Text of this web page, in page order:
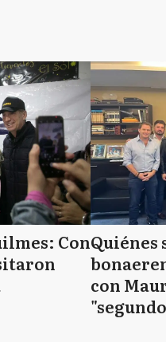
ConQuiénes
con